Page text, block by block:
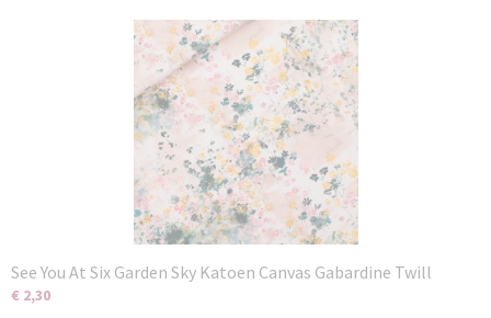
See You At Six Garden Sky Katoen Canvas Gabardine Twill
€ 2,30